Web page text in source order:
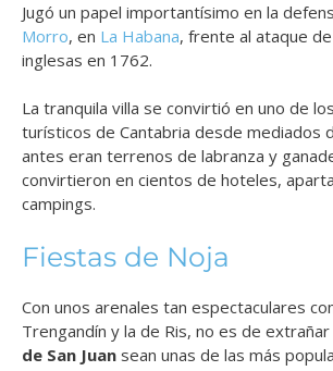
Jugó un papel importantísimo en la
Morro, en La Habana, frente al ataque
inglesas en 1762.
La tranquila villa se convirtió en uno de
turísticos de Cantabria desde mediados
antes eran terrenos de labranza y
convirtieron en cientos de hoteles,
campings.
Fiestas de Noja
Con unos arenales tan espectaculares
Trengandín y la de Ris, no es de extrañar
de San Juan sean unas de las más